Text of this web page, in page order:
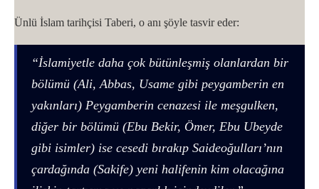
Ünlü İslam tarihçisi Taberi, o anı şöyle tasvir eder:
“İslamiyetle daha çok bütünleşmiş olanlardan bir
bölümü (Ali, Abbas, Usame gibi peygamberin en
yakınları) Peygamberin cenazesi ile meşgulken,
diğer bir bölümü (Ebu Bekir, Ömer, Ebu Ubeyde
gibi isimler) ise cesedi bırakıp Saideoğulları’nın
çardağında (Sakife) yeni halifenin kim olacağına